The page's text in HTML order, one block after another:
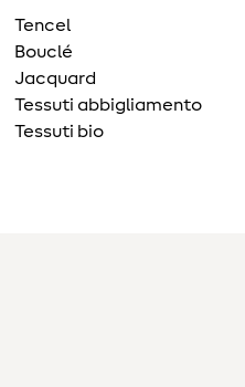
Tencel
Bouclé
Jacquard
Tessuti abbigliamento
Tessuti bio